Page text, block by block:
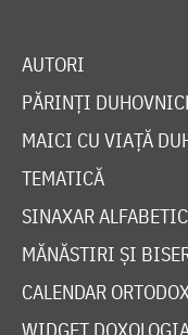
AUTORI
PĂRINȚI
MAICI CU VIAȚĂ
TEMATICĂ
SINAXAR ALFABETIC
MĂNĂSTIRI ȘI
CALENDAR